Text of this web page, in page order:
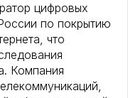
цифровых
по покрытию
что
Компания